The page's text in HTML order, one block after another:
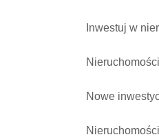
Inwestuj w
Nowe